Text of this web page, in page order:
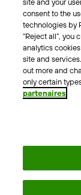
Blog
Autre
Contactez nous
Aide
Contact presse
Conditions
consent to the
technologies by
“Reject all”, you
analytics
site and
out more and
only certain
partenaires